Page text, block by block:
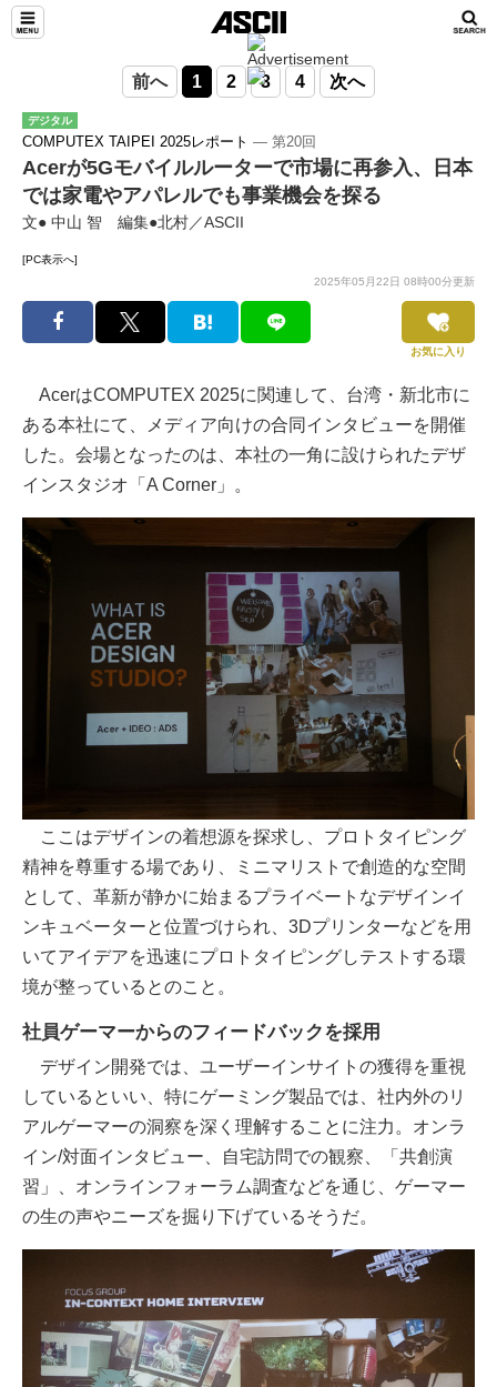
前へ 1 2 3 4 次へ
デジタル
COMPUTEX TAIPEI 2025レポート ― 第20回
Acerが5Gモバイルルーターで市場に再参入、日本
では家電やアパレルでも事業機会を探る
文● 中山 智 編集●北村／ASCII
[PC表示へ]
2025年05月22日 08時00分更新
お気に入り
AcerはCOMPUTEX 2025に関連して、台湾・新北市に
ある本社にて、メディア向けの合同インタビューを開催
した。会場となったのは、本社の一角に設けられたデザ
インスタジオ「A Corner」。
ここはデザインの着想源を探求し、プロトタイピング
精神を尊重する場であり、ミニマリストで創造的な空間
として、革新が静かに始まるプライベートなデザインイ
ンキュベーターと位置づけられ、3Dプリンターなどを用
いてアイデアを迅速にプロトタイピングしテストする環
境が整っているとのこと。
社員ゲーマーからのフィードバックを採用
デザイン開発では、ユーザーインサイトの獲得を重視
しているといい、特にゲーミング製品では、社内外のリ
アルゲーマーの洞察を深く理解することに注力。オンラ
イン/対面インタビュー、自宅訪問での観察、「共創演
習」、オンラインフォーラム調査などを通じ、ゲーマー
の生の声やニーズを掘り下げているそうだ。